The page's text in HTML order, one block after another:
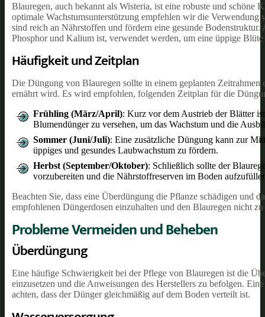
Blauregen, auch bekannt als Wisteria, ist eine robuste und schöne
optimale Wachstumsunterstützung empfehlen wir die Verwendung
sind reich an Nährstoffen und fördern eine gesunde
Phosphor und Kalium ist, verwendet werden, um eine üppige
Häufigkeit und Zeitplan
Die Düngung von Blauregen sollte in einem geplanten
ernährt wird. Es wird empfohlen, folgenden Zeitplan für die
Frühling (März/April): Kurz vor dem Austrieb der Blätter
Blumendünger zu versehen, um das Wachstum und die
Sommer (Juni/Juli): Eine zusätzliche Düngung kann zur
üppiges und gesundes Laubwachstum zu fördern.
Herbst (September/Oktober): Schließlich sollte der
vorzubereiten und die Nährstoffreserven im Boden
Beachten Sie, dass eine Überdüngung die Pflanze schädigen und
empfohlenen Düngerdosen einzuhalten und den Blauregen nicht
Probleme Vermeiden und Beheben
Überdüngung
Eine häufige Schwierigkeit bei der Pflege von Blauregen ist die
einzusetzen und die Anweisungen des Herstellers zu befolgen.
achten, dass der Dünger gleichmäßig auf dem Boden verteilt ist.